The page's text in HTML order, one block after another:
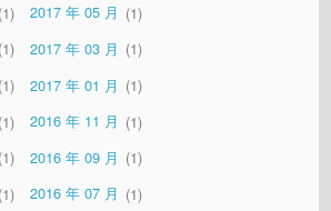
1 2017 年 05 月
1
1 2017 年 03 月
1
1 2017 年 01 月
1
1 2016 年 11 月
1
1 2016 年 09 月
1
1 2016 年 07 月
1